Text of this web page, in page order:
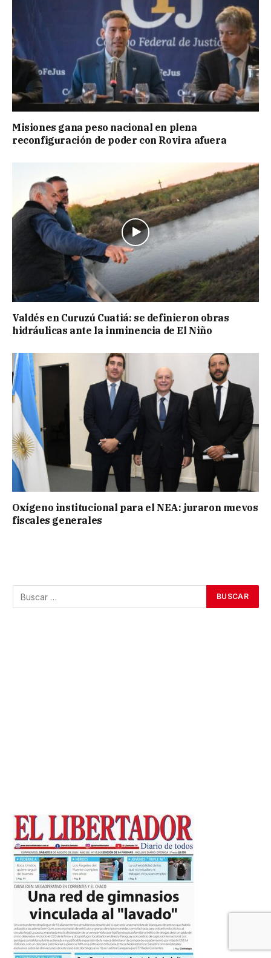
Misiones gana peso nacional en plena
reconfiguración de poder con Rovira afuera
Valdés en Curuzú Cuatiá: se definieron obras
hidráulicas ante la inminencia de El Niño
Oxígeno institucional para el NEA: juraron nuevos
fiscales generales